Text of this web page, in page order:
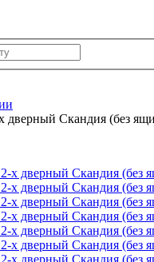
Скандия (без